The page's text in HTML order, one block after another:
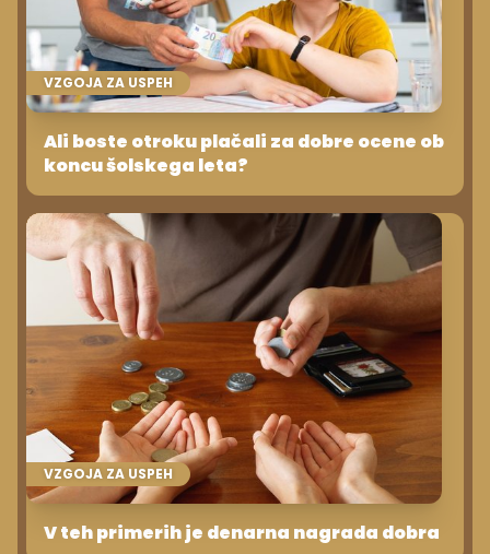
VZGOJA ZA USPEH
Ali boste otroku plačali za dobre ocene ob
koncu šolskega leta?
VZGOJA ZA USPEH
V teh primerih je denarna nagrada dobra